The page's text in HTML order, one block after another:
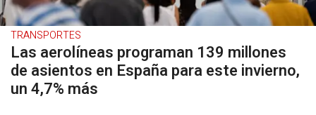
TRANSPORTES
Las aerolíneas programan 139 millones
de asientos en España para este invierno,
un 4,7% más